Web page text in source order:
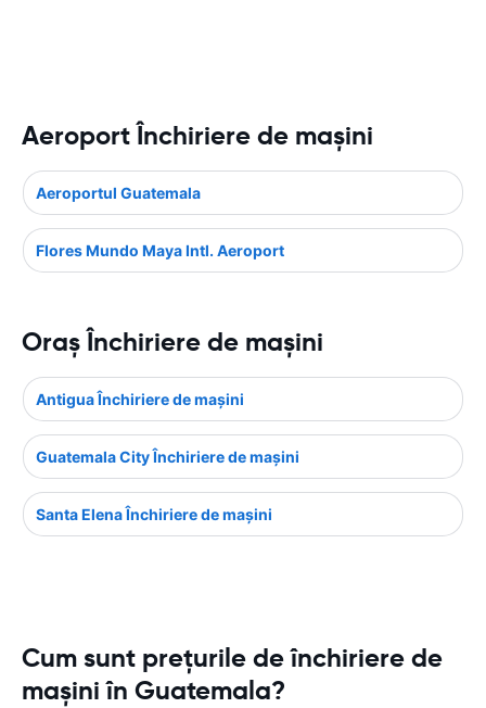
Aeroport Închiriere de maşini
Aeroportul Guatemala
Flores Mundo Maya Intl. Aeroport
Oraş Închiriere de maşini
Antigua Închiriere de maşini
Guatemala City Închiriere de maşini
Santa Elena Închiriere de maşini
Cum sunt prețurile de închiriere de
mașini în Guatemala?